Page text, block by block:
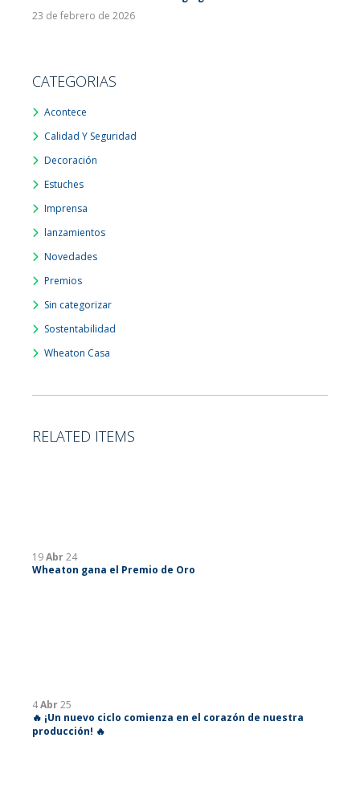
23 de febrero de 2026
CATEGORIAS
Acontece
Calidad Y Seguridad
Decoración
Estuches
Imprensa
lanzamientos
Novedades
Premios
Sin categorizar
Sostentabilidad
Wheaton Casa
RELATED ITEMS
19Abr24
Wheaton gana el Premio de Oro
4Abr25
🔥 ¡Un nuevo ciclo comienza en el corazón de nuestra
producción! 🔥